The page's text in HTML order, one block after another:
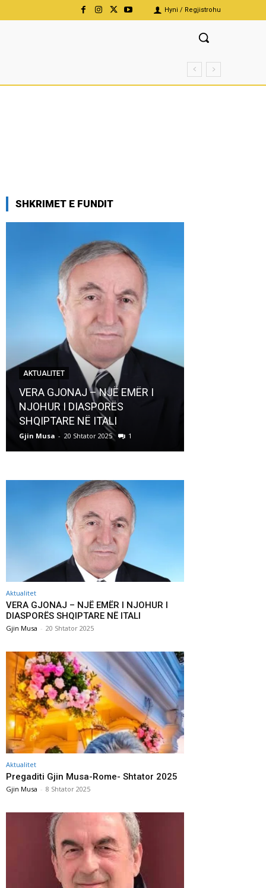
Hyni / Regjistrohu
SHKRIMET E FUNDIT
AKTUALITET
VERA GJONAJ – NJË EMËR I
NJOHUR I DIASPORËS
SHQIPTARE NË ITALI
Gjin Musa - 20 Shtator 2025 1
Aktualitet
VERA GJONAJ – NJË EMËR I NJOHUR I
DIASPORËS SHQIPTARE NË ITALI
Gjin Musa - 20 Shtator 2025
Aktualitet
Pregaditi Gjin Musa-Rome- Shtator 2025
Gjin Musa - 8 Shtator 2025